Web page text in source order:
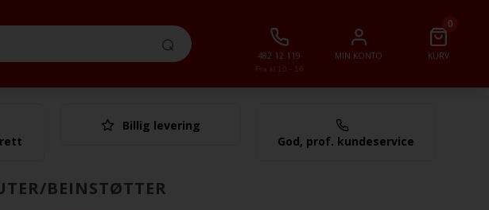
Fra kl 10 - 16
482 12 119 MIN KONTO
0
KURV
I altBillig levering
God, prof. kundeservice
BEINSTØTTER